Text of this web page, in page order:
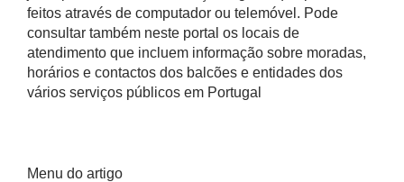
feitos através de computador ou telemóvel. Pode
consultar também neste portal os locais de
atendimento que incluem informação sobre moradas,
horários e contactos dos balcões e entidades dos
vários serviços públicos em Portugal
Menu do artigo